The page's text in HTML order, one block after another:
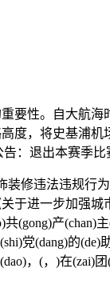
性。自大航海
度，将史基浦
：退出本赛季比
违法违规行为
进一步加强
产(chan)主
党(dang)的
，(，)在(zai)